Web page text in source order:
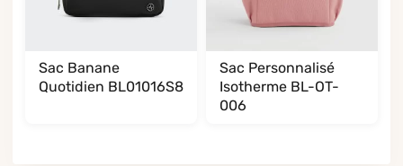
Sac Banane
Quotidien BL01016S8
Sac Personnalisé
Isotherme BL-OT-
006